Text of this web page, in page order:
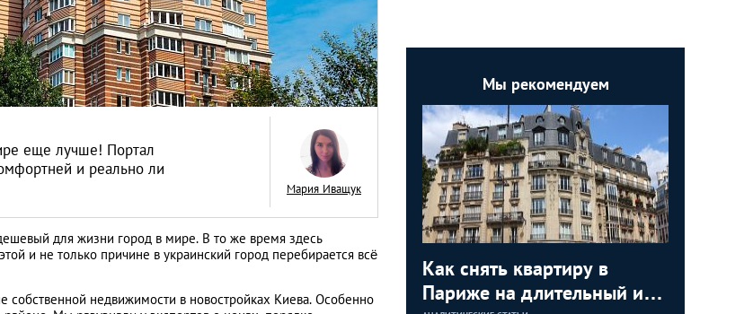
еще лучше! Портал
и реально ли
Мария Иващук
для жизни город в мире. В то же время здесь
и не только причине в украинский город перебирается всё
собственной недвижимости в новостройках Киева. Особенно
Мы рекомендуем
Как снять квартиру в
Париже на длительный или
«Тихая гавань» для
русских капиталов: